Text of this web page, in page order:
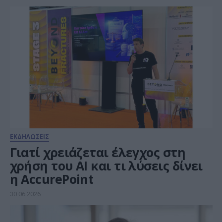
στην εποχή της TN: Από το
τερματικό στον φυσικό κόσμο»
στη διάλεξη του ΟΠΑ
ΕΚΔΗΛΩΣΕΙΣ
Γιατί χρειάζεται έλεγχος στη
χρήση του ΑΙ και τι λύσεις δίνει
η AccurePoint
30.06.2026